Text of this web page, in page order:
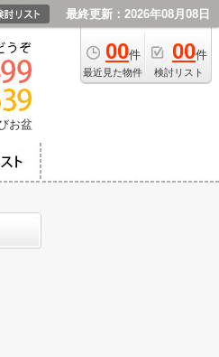
最終更新：2026年08月08日
00件
最近見た物件
00件
検討リスト
お盆